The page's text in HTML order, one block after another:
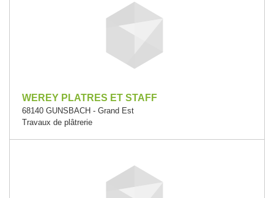
WEREY PLATRES ET STAFF
68140 GUNSBACH - Grand Est
Travaux de plâtrerie